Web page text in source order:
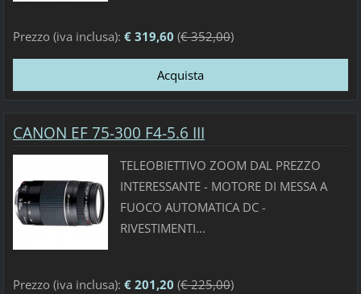
Prezzo (iva inclusa): € 319,60 (€ 352,00)
CANON EF 75-300 F4-5.6 III
TELEOBIETTIVO ZOOM DAL PREZZO
INTERESSANTE - MOTORE DI MESSA A
FUOCO AUTOMATICA DC -
RIVESTIMENTI...
Prezzo (iva inclusa): € 201,20 (€ 225,00)